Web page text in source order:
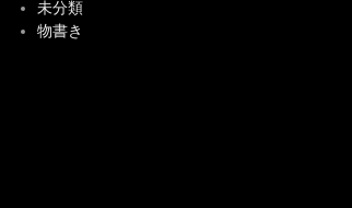
未分類
物書き